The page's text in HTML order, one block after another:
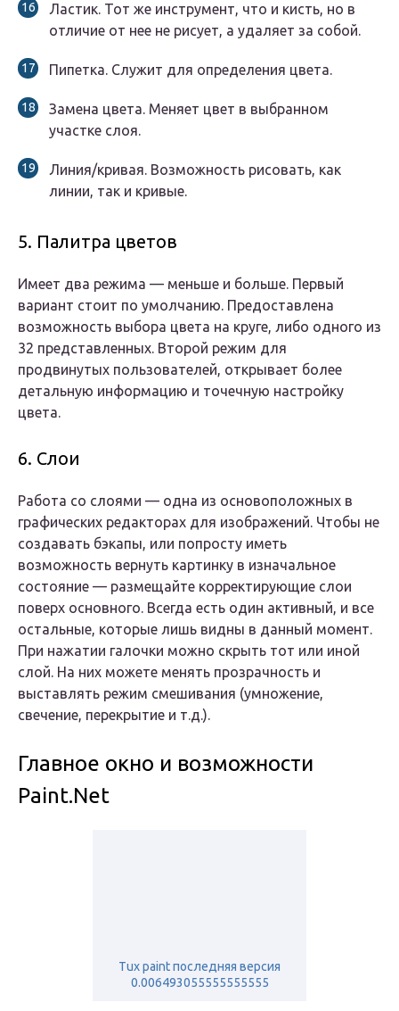
Ластик. Тот же инструмент, что и кисть, но в
отличие от нее не рисует, а удаляет за собой.
Пипетка. Служит для определения цвета.
Замена цвета. Меняет цвет в выбранном
участке слоя.
Линия/кривая. Возможность рисовать, как
линии, так и кривые.
5. Палитра цветов
Имеет два режима — меньше и больше. Первый
вариант стоит по умолчанию. Предоставлена
возможность выбора цвета на круге, либо одного из
32 представленных. Второй режим для
продвинутых пользователей, открывает более
детальную информацию и точечную настройку
цвета.
6. Слои
Работа со слоями — одна из основоположных в
графических редакторах для изображений. Чтобы не
создавать бэкапы, или попросту иметь
возможность вернуть картинку в изначальное
состояние — размещайте корректирующие слои
поверх основного. Всегда есть один активный, и все
остальные, которые лишь видны в данный момент.
При нажатии галочки можно скрыть тот или иной
слой. На них можете менять прозрачность и
выставлять режим смешивания (умножение,
свечение, перекрытие и т.д.).
Главное окно и возможности
Paint.Net
Tux paint последняя версия
0.006493055555555555